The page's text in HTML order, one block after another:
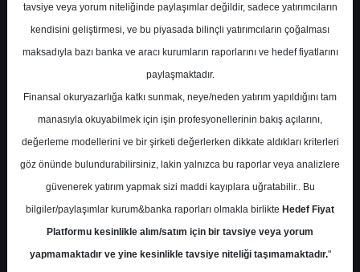
En Yüksek Tahmin
Ortalama Fiyat Tahmini
Ortalama Getiri Potansiyeli
Kurum Sayısı
4
2 2
tavsiye veya yorum niteliğinde paylaşımlar değildir, sadece yatırımcıların
kendisini geliştirmesi, ve bu piyasada bilinçli yatırımcıların çoğalması
maksadıyla bazı banka ve aracı kurumların raporlarını ve hedef fiyatlarını
paylaşmaktadır.
Finansal okuryazarlığa katkı sunmak, neye/neden yatırım yapıldığını tam
manasıyla okuyabilmek için işin profesyonellerinin bakış açılarını,
değerleme modellerini ve bir şirketi değerlerken dikkate aldıkları kriterleri
göz önünde bulundurabilirsiniz, lakin yalnızca bu raporlar veya analizlere
güvenerek yatırım yapmak sizi maddi kayıplara uğratabilir.. Bu
bilgiler/paylaşımlar kurum&banka raporları olmakla birlikte Hedef Fiyat
Platformu kesinlikle alım/satım için bir tavsiye veya yorum
yapmamaktadır ve yine kesinlikle tavsiye niteliği taşımamaktadır."